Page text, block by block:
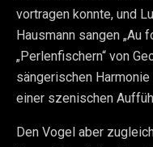
vortragen konnte, und
Hausmann sangen „Au
„Perlenfischern“ von
sängerischen
einer szenischen
Den Vogel aber